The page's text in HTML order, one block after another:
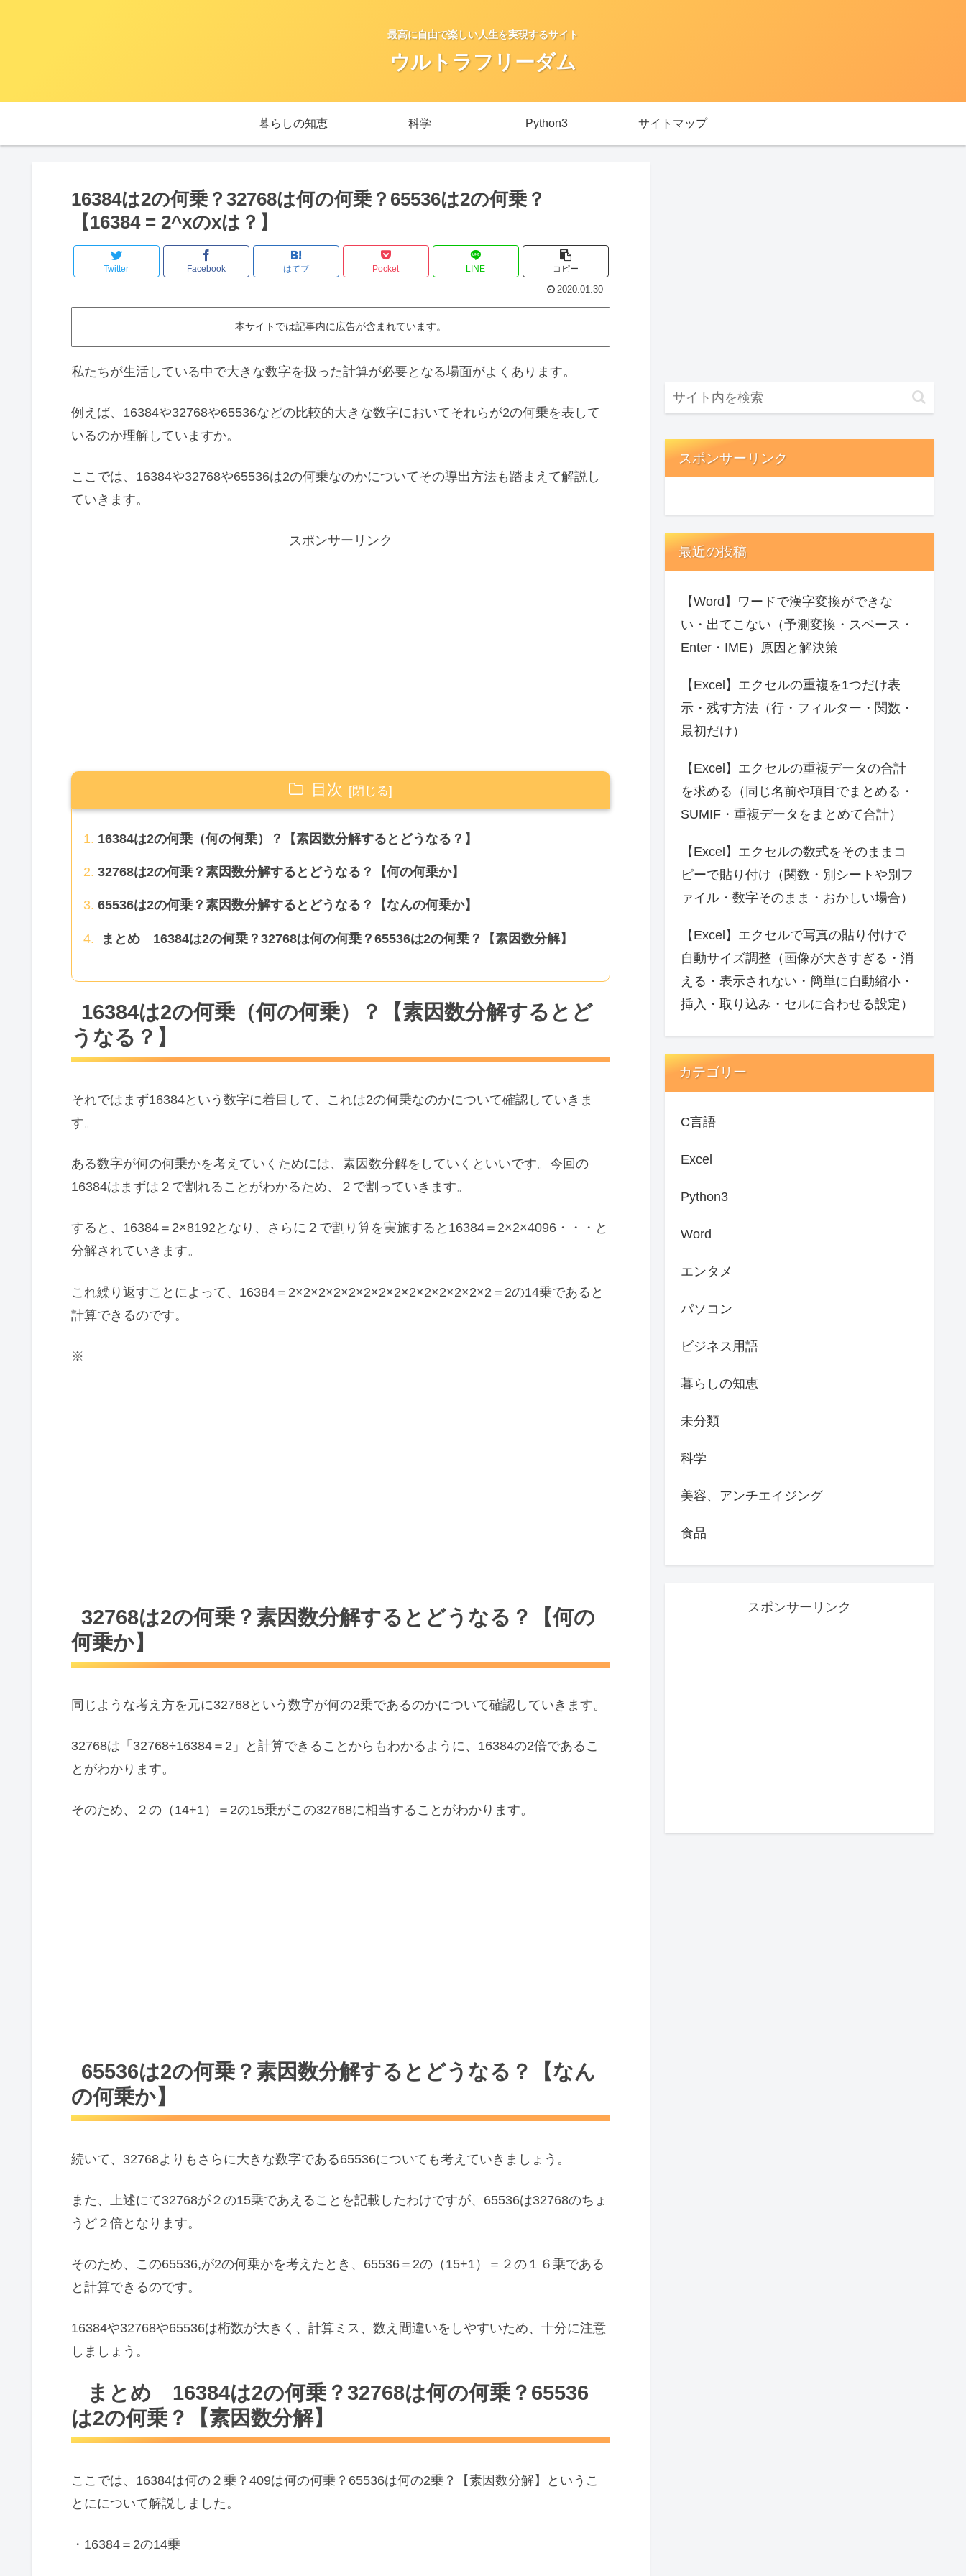
最高に自由で楽しい人生を実現するサイト
ウルトラフリーダム
暮らしの知恵 科学 Python3 サイトマップ
16384は2の何乗？32768は何の何乗？65536は2の何乗？
【16384 = 2^xのxは？】
Twitter Facebook はてブ Pocket LINE コピー
2020.01.30
本サイトでは記事内に広告が含まれています。
私たちが生活している中で大きな数字を扱った計算が必要となる場面がよくあります。
例えば、16384や32768や65536などの比較的大きな数字においてそれらが2の何乗を表して
いるのか理解していますか。
ここでは、16384や32768や65536は2の何乗なのかについてその導出方法も踏まえて解説し
ていきます。
スポンサーリンク
目次
16384は2の何乗（何の何乗）？【素因数分解するとどうなる？】
32768は2の何乗？素因数分解するとどうなる？【何の何乗か】
65536は2の何乗？素因数分解するとどうなる？【なんの何乗か】
まとめ 16384は2の何乗？32768は何の何乗？65536は2の何乗？【素因数分解】
16384は2の何乗（何の何乗）？【素因数分解するとど
うなる？】
それではまず16384という数字に着目して、これは2の何乗なのかについて確認していきま
す。
ある数字が何の何乗かを考えていくためには、素因数分解をしていくといいです。今回の
16384はまずは２で割れることがわかるため、２で割っていきます。
すると、16384＝2×8192となり、さらに２で割り算を実施すると16384＝2×2×4096・・・と
分解されていきます。
これ繰り返すことによって、16384＝2×2×2×2×2×2×2×2×2×2×2×2×2×2＝2の14乗であると
計算できるのです。
※
32768は2の何乗？素因数分解するとどうなる？【何の
何乗か】
同じような考え方を元に32768という数字が何の2乗であるのかについて確認していきます。
32768は「32768÷16384＝2」と計算できることからもわかるように、16384の2倍であるこ
とがわかります。
そのため、２の（14+1）＝2の15乗がこの32768に相当することがわかります。
65536は2の何乗？素因数分解するとどうなる？【なん
の何乗か】
続いて、32768よりもさらに大きな数字である65536についても考えていきましょう。
また、上述にて32768が２の15乗であえることを記載したわけですが、65536は32768のちょ
うど２倍となります。
そのため、この65536,が2の何乗かを考えたとき、65536＝2の（15+1）＝２の１６乗である
と計算できるのです。
16384や32768や65536は桁数が大きく、計算ミス、数え間違いをしやすいため、十分に注意
しましょう。
まとめ 16384は2の何乗？32768は何の何乗？65536
は2の何乗？【素因数分解】
ここでは、16384は何の２乗？409は何の何乗？65536は何の2乗？【素因数分解】というこ
とにについて解説しました。
・16384＝2の14乗
スポンサーリンク
最近の投稿
【Word】ワードで漢字変換ができな
い・出てこない（予測変換・スペース・
Enter・IME）原因と解決策
【Excel】エクセルの重複を1つだけ表
示・残す方法（行・フィルター・関数・
最初だけ）
【Excel】エクセルの重複データの合計
を求める（同じ名前や項目でまとめる・
SUMIF・重複データをまとめて合計）
【Excel】エクセルの数式をそのままコ
ピーで貼り付け（関数・別シートや別フ
ァイル・数字そのまま・おかしい場合）
【Excel】エクセルで写真の貼り付けで
自動サイズ調整（画像が大きすぎる・消
える・表示されない・簡単に自動縮小・
挿入・取り込み・セルに合わせる設定）
カテゴリー
C言語
Excel
Python3
Word
エンタメ
パソコン
ビジネス用語
暮らしの知恵
未分類
科学
美容、アンチエイジング
食品
スポンサーリンク